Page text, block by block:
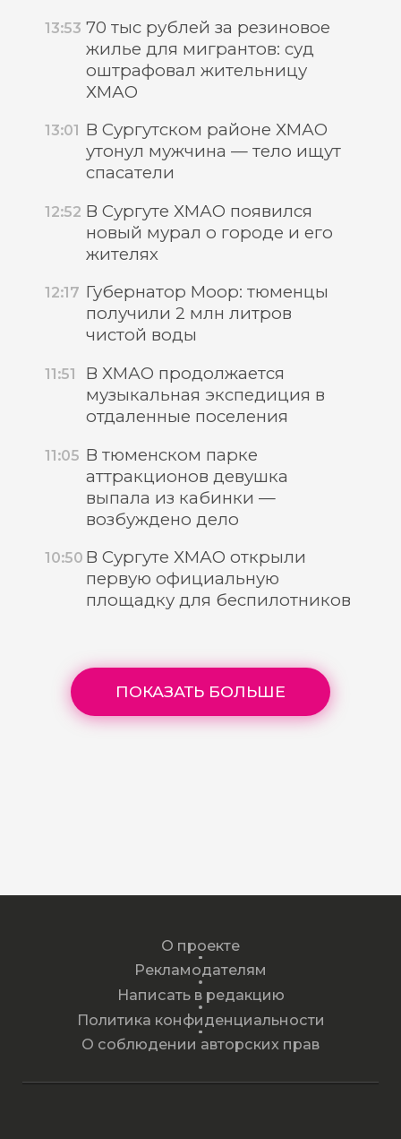
13:53 70 тыс рублей за резиновое
жилье для мигрантов: суд
оштрафовал жительницу
ХМАО
13:01 В Сургутском районе ХМАО
утонул мужчина — тело ищут
спасатели
12:52 В Сургуте ХМАО появился
новый мурал о городе и его
жителях
12:17 Губернатор Моор: тюменцы
получили 2 млн литров
чистой воды
11:51
В ХМАО продолжается
музыкальная экспедиция в
отдаленные поселения
11:05 В тюменском парке
аттракционов девушка
выпала из кабинки —
возбуждено дело
10:50 В Сургуте ХМАО открыли
первую официальную
площадку для беспилотников
ПОКАЗАТЬ БОЛЬШЕ
О проекте
Рекламодателям
Написать в редакцию
Политика конфиденциальности
О соблюдении авторских прав